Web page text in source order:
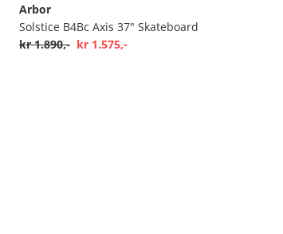
Arbor
Solstice B4Bc Axis 37" Skateboard
kr 1.890,- kr 1.575,-